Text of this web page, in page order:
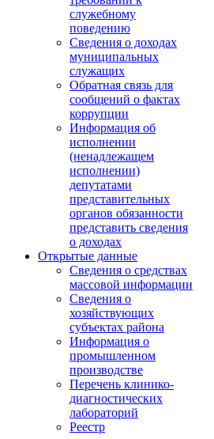
служебному
поведению
Сведения о доходах
муниципальных
служащих
Обратная связь для
сообщений о фактах
коррупции
Информация об
исполнении
(ненадлежащем
исполнении)
депутатами
представительных
органов обязанности
представить сведения
о доходах
Открытые данные
Сведения о средствах
массовой информации
Сведения о
хозяйствующих
субъектах района
Информация о
промышленном
производстве
Перечень клинико-
диагностических
лабораторий
Реестр